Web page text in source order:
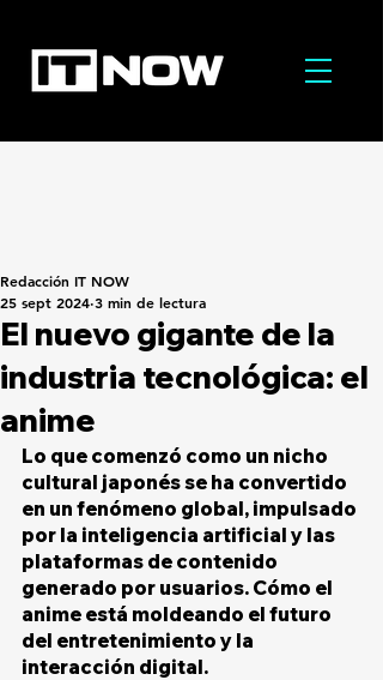
El nuevo gigante de la
industria tecnológica: el
anime
Redacción IT NOW
25 sept 2024 3 min de lectura
Lo que comenzó como un nicho
cultural japonés se ha convertido
en un fenómeno global, impulsado
por la inteligencia artificial y las
plataformas de contenido
generado por usuarios. Cómo el
anime está moldeando el futuro
del entretenimiento y la
interacción digital.